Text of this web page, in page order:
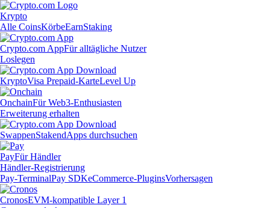
Krypto
Alle CoinsKörbeEarnStaking
Crypto.com AppFür alltägliche Nutzer
Loslegen
KryptoVisa Prepaid-KarteLevel Up
OnchainFür Web3-Enthusiasten
Erweiterung erhalten
SwappenStakendApps durchsuchen
PayFür Händler
Händler-Registrierung
Pay-TerminalPay SDKeCommerce-PluginsVorhersagen
CronosEVM-kompatible Layer 1